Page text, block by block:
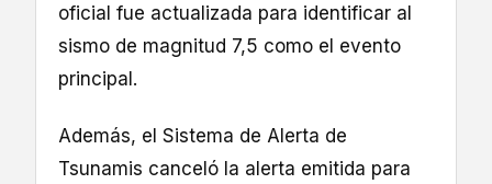
oficial fue actualizada para identificar al
sismo de magnitud 7,5 como el evento
principal.
Además, el Sistema de Alerta de
Tsunamis canceló la alerta emitida para